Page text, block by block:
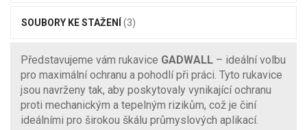
SOUBORY KE STAŽENÍ (3)
Představujeme vám rukavice GADWALL – ideální volbu
pro maximální ochranu a pohodlí při práci. Tyto rukavice
jsou navrženy tak, aby poskytovaly vynikající ochranu
proti mechanickým a tepelným rizikům, což je činí
ideálními pro širokou škálu průmyslových aplikací.